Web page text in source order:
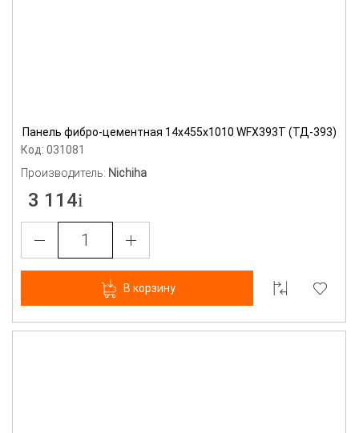
Панель фибро-цементная 14х455х1010 WFX393T (ТД-393)
Код: 031081
Производитель: Nichiha
3 114
В корзину